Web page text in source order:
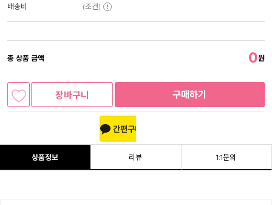
배송비 (조건)
총 상품 금액 0원
장바구니 구매하기
상품정보 리뷰 1:1문의